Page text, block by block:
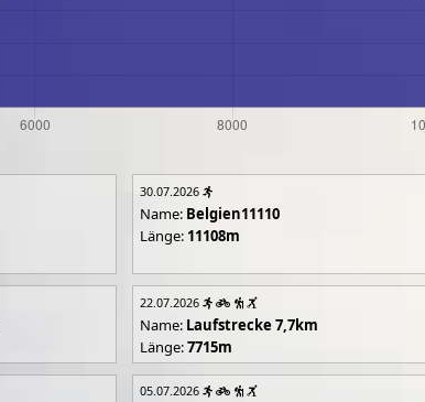
30.07.2026
Name: Belgien11110
Länge: 11108m
22.07.2026
Name: Laufstrecke 7,7km
Länge:7715m
05.07.2026